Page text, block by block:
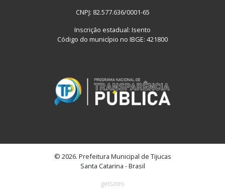
CNPJ: 82.577.636/0001-65
Inscrição estadual: Isento
Código do município no IBGE: 421800
© 2026. Prefeitura Municipal de Tijucas
Santa Catarina - Brasil
getsites